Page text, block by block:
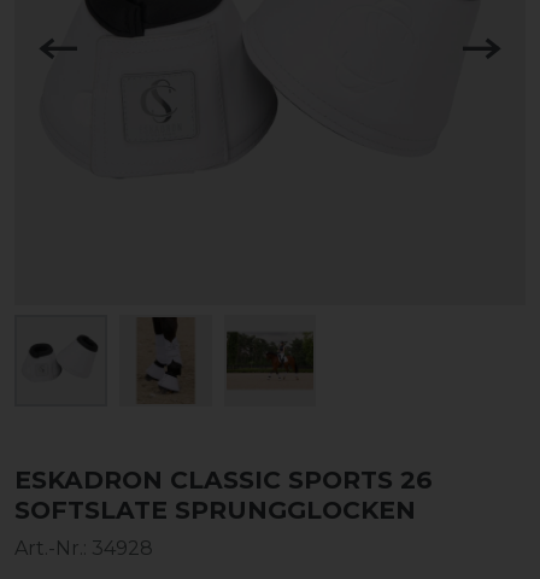
ESKADRON CLASSIC SPORTS 26
SOFTSLATE SPRUNGGLOCKEN
Art.-Nr.: 34928